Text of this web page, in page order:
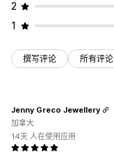
2
1
撰写评论 所有评论
Jenny Greco Jewellery
加拿大
14天 人在使用应用